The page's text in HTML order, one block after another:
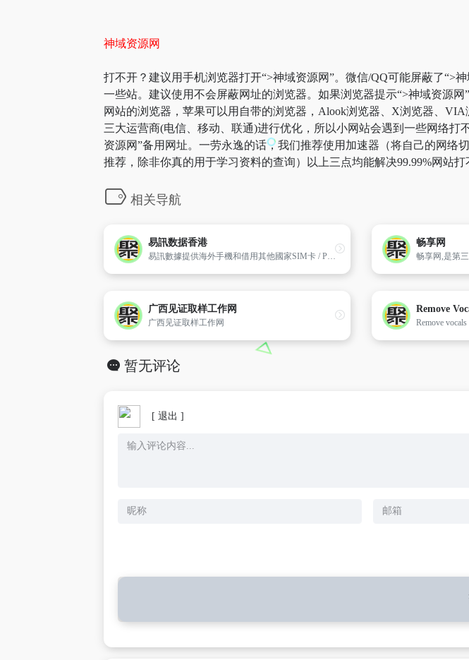
神域资源网
打不开？建议用手机浏览器打开“>神域资源网”。微信/QQ可能屏蔽了“>
一些站。建议使用不会屏蔽网址的浏览器。如果浏览器提示“>神域资源
网站的浏览器，苹果可以用自带的浏览器，Alook浏览器、X浏览器、
三大运营商(电信、移动、联通)进行优化，所以小网站会遇到一些网络打
资源网”备用网址。一劳永逸的话，我们推荐使用加速器（将自己的网络
推荐，除非你真的用于学习资料的查询）以上三点均能解决99.99%网站
相关导航
易訊数据香港
易訊數據提供海外手機和借用其他國家SIM卡 / Pocket Wifi / 翻譯機 / 運動相機 / 行李箱, 方便自由行或工幹。Esondata Company Limited (易讯数据有限公司)是一家提供租用海外手机和借用其他国家SIM卡/ Pocket Wifi 服务的公司。
畅享网
广西见证取样工作网
广西见证取样工作网
Remove
暂无评论
[ 退出 ]